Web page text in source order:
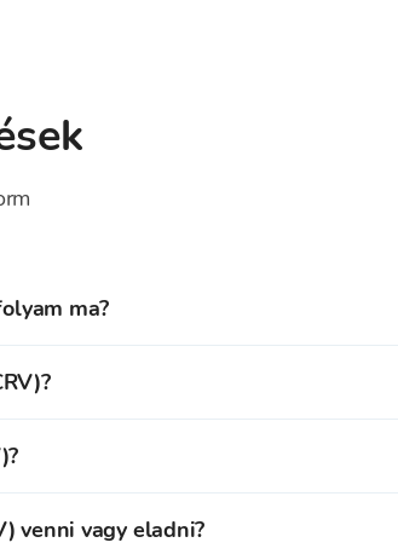
ma?
ellenőrzése a Bitcoin Store
venni vagy eladni?